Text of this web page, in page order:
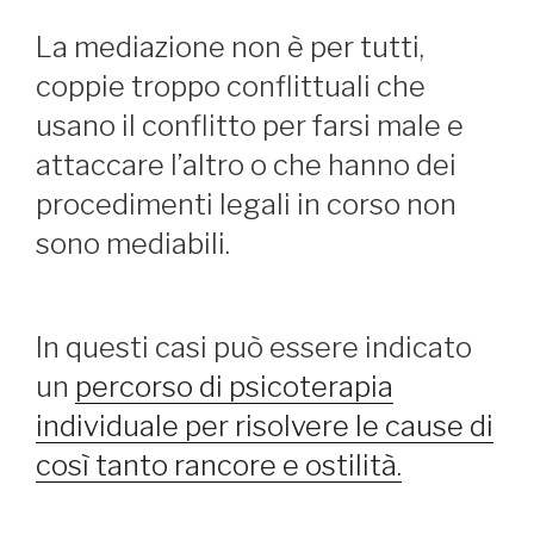
La mediazione non è per tutti,
coppie troppo conflittuali che
usano il conflitto per farsi male e
attaccare l’altro o che hanno dei
procedimenti legali in corso non
sono mediabili.
In questi casi può essere indicato
un percorso di psicoterapia
individuale per risolvere le cause di
così tanto rancore e ostilità.